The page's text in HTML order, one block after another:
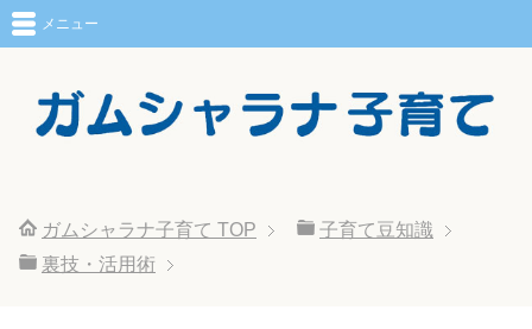
メニュー
ガムシャラナ子育て TOP
子育て豆知識
裏技・活用術